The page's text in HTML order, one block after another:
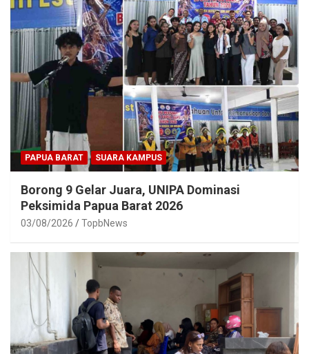
PAPUA BARAT SUARA KAMPUS
Borong 9 Gelar Juara, UNIPA Dominasi
Peksimida Papua Barat 2026
03/08/2026 TopbNews